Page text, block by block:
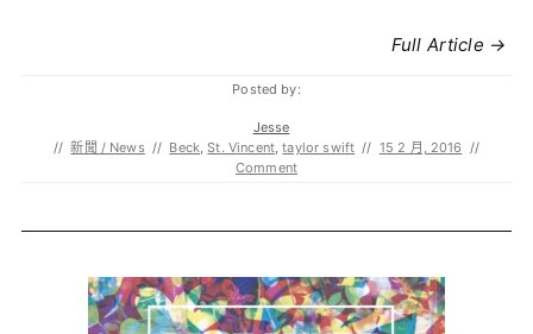
Full Article →
Posted by:
Jesse
// 新聞 / News // Beck,St. Vincent,taylor swift // 15 2 月, 2016 //
Comment